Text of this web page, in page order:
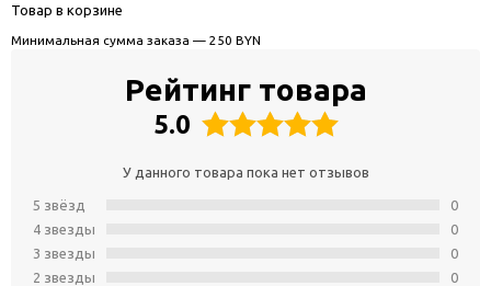
Товар в корзине
Минимальная сумма заказа — 250 BYN
Рейтинг товара
5.0
У данного товара пока нет отзывов
5 звёзд
4 звeзды
3 звeзды
2 звeзды
0
0
0
0